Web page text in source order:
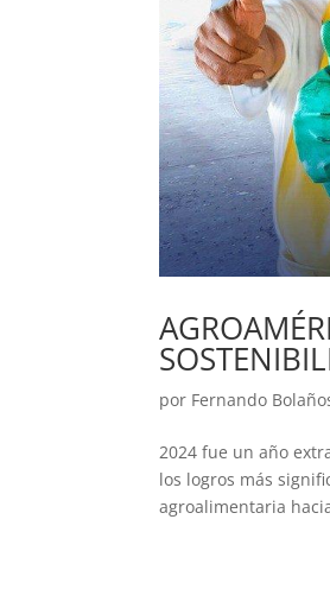
por Fernando
2024 fue un año
los logros más
agroalimentaria